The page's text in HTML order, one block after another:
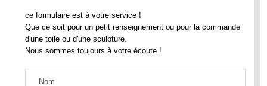
ce formulaire est à votre service !
Que ce soit pour un petit renseignement ou pour la commande
d'une toile ou d'une sculpture.
Nous sommes toujours à votre écoute !